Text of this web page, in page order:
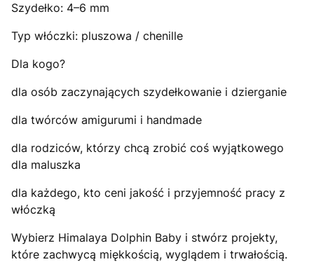
Szydełko: 4–6 mm
Typ włóczki: pluszowa / chenille
Dla kogo?
dla osób zaczynających szydełkowanie i dzierganie
dla twórców amigurumi i handmade
dla rodziców, którzy chcą zrobić coś wyjątkowego
dla maluszka
dla każdego, kto ceni jakość i przyjemność pracy z
włóczką
Wybierz Himalaya Dolphin Baby i stwórz projekty,
które zachwycą miękkością, wyglądem i trwałością.